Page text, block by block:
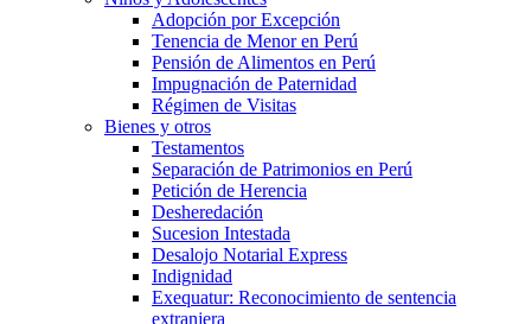
Adopción por Excepción
Tenencia de Menor en Perú
Pensión de Alimentos en Perú
Impugnación de Paternidad
Régimen de Visitas
Bienes y otros
Testamentos
Separación de Patrimonios en Perú
Petición de Herencia
Desheredación
Sucesion Intestada
Desalojo Notarial Express
Indignidad
Exequatur: Reconocimiento de sentencia
extranjera